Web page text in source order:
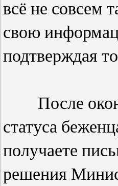
всё не совсем
свою
подтверждая
После
статуса
получаете
решения